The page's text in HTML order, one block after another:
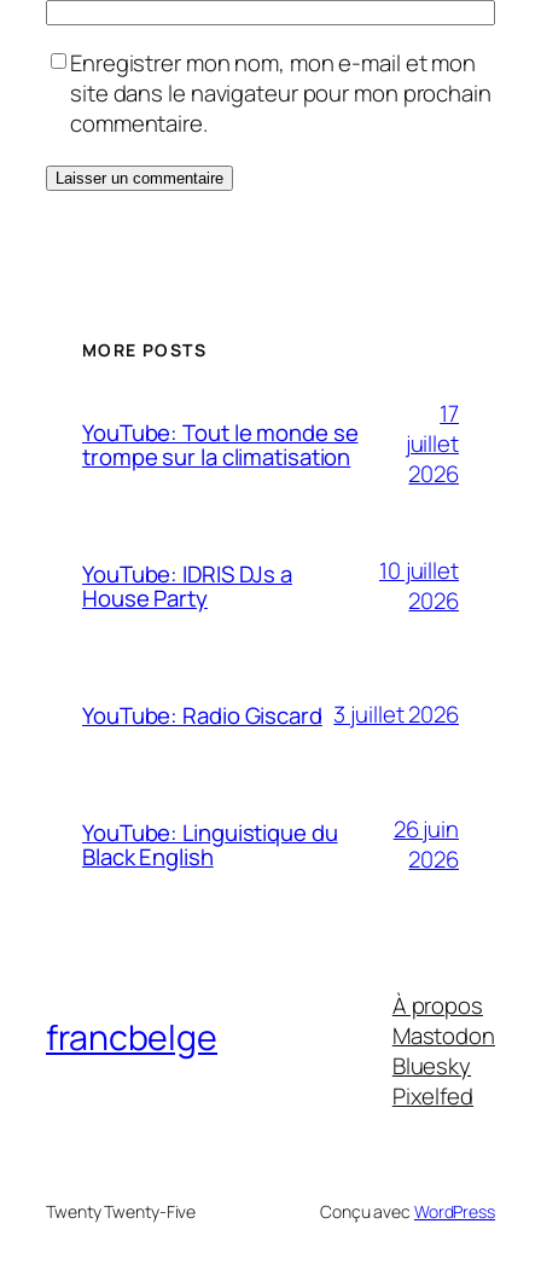
Enregistrer mon nom, mon e-mail et mon
site dans le navigateur pour mon prochain
commentaire.
MORE POSTS
YouTube: Tout le monde se
trompe sur la climatisation
17
juillet
2026
YouTube: IDRIS DJs a
House Party
10 juillet
2026
YouTube: Radio Giscard 3 juillet 2026
YouTube: Linguistique du
Black English
26 juin
2026
francbelge
À propos
Mastodon
Bluesky
Pixelfed
Twenty Twenty-Five Conçu avec WordPress